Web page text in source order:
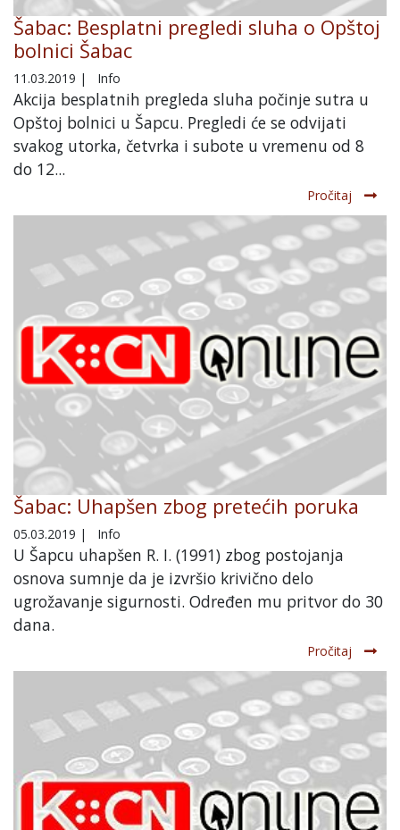
Šabac: Besplatni pregledi sluha o Opštoj
bolnici Šabac
11.03.2019 | Info
Akcija besplatnih pregleda sluha počinje sutra u
Opštoj bolnici u Šapcu. Pregledi će se odvijati
svakog utorka, četvrka i subote u vremenu od 8
do 12...
Pročitaj
Šabac: Uhapšen zbog pretećih poruka
05.03.2019 | Info
U Šapcu uhapšen R. I. (1991) zbog postojanja
osnova sumnje da je izvršio krivično delo
ugrožavanje sigurnosti. Određen mu pritvor do 30
dana.
Pročitaj